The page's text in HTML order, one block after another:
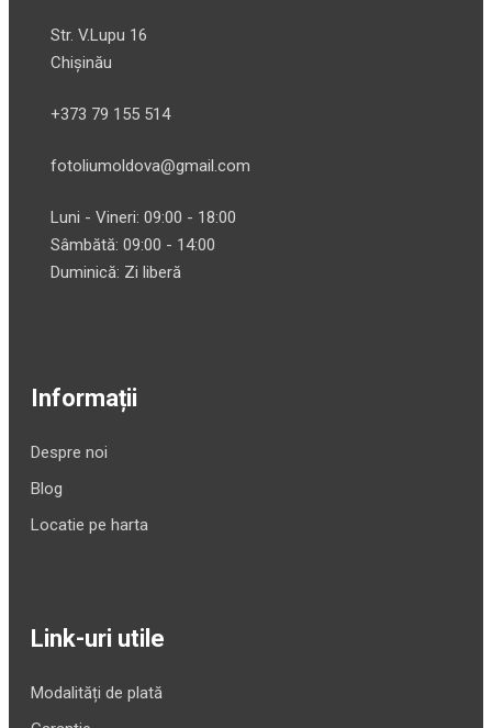
Str. V.Lupu 16
Chișinău
+373 79 155 514
fotoliumoldova@gmail.com
Luni - Vineri: 09:00 - 18:00
Sâmbătă: 09:00 - 14:00
Duminică: Zi liberă
Informații
Despre noi
Blog
Locatie pe harta
Link-uri utile
Modalități de plată